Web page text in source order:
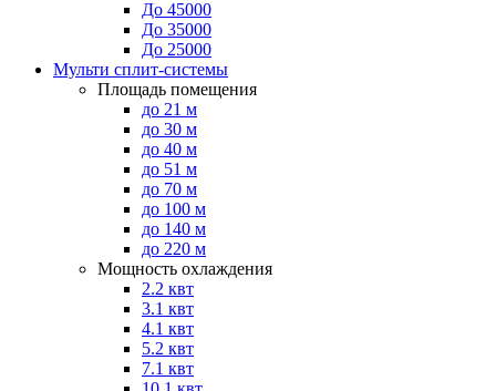
До 45000
До 35000
До 25000
Мульти сплит-системы
Площадь помещения
до 21 м
до 30 м
до 40 м
до 51 м
до 70 м
до 100 м
до 140 м
до 220 м
Мощность охлаждения
2.2 квт
3.1 квт
4.1 квт
5.2 квт
7.1 квт